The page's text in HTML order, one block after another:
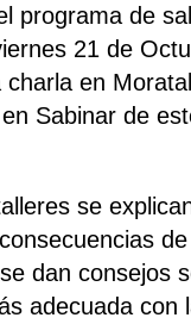
programa de
21 de
en
Sabinar de
se
dan consejos
adecuada con